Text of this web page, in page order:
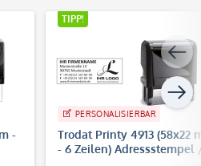
-
TIPP!
PERSONALISIERBAR
Trodat Printy 4913 (58x22
- 6 Zeilen) Adressstempel